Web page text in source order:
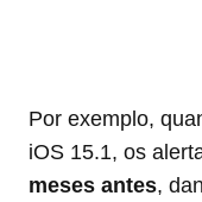
Por exemplo,
iOS 15.1, os
meses antes,